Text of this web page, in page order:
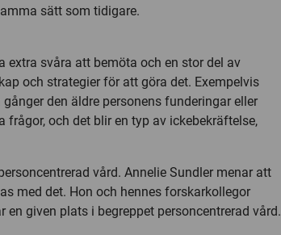
sätt som tidigare.
extra svåra att bemöta och en stor del av
och strategier för att göra det. Exempelvis
den äldre personens funderingar eller
frågor, och det blir en typ av ickebekräftelse,
vård. Annelie Sundler menar att
med det. Hon och hennes forskarkollegor
given plats i begreppet personcentrerad vård.